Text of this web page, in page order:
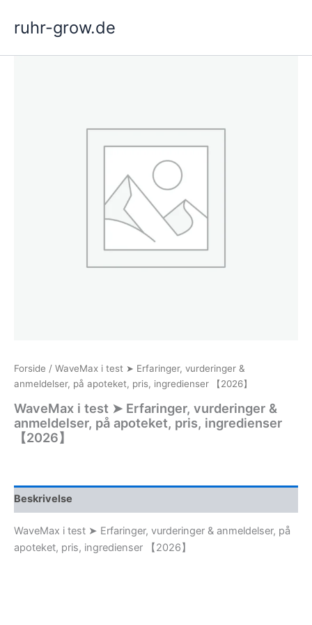
ruhr-grow.de
Forside / WaveMax i test ➤ Erfaringer, vurderinger &
anmeldelser, på apoteket, pris, ingredienser 【2026】
WaveMax i test ➤ Erfaringer, vurderinger &
anmeldelser, på apoteket, pris, ingredienser
【2026】
Beskrivelse
WaveMax i test ➤ Erfaringer, vurderinger & anmeldelser, på
apoteket, pris, ingredienser 【2026】